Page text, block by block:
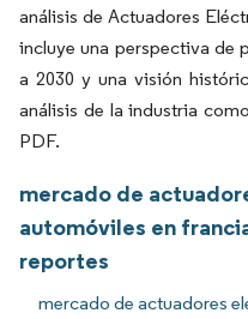
análisis de Actuadores
incluye una perspectiva de
a 2030 y una visión
análisis de la industria
PDF.
mercado de
automóviles en
reportes
mercado de actuadores